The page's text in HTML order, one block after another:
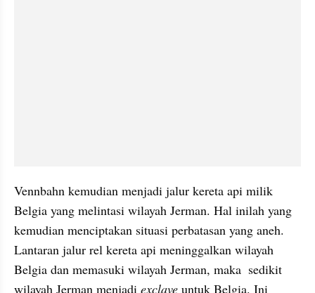
Vennbahn kemudian menjadi jalur kereta api milik
Belgia yang melintasi wilayah Jerman. Hal inilah yang
kemudian menciptakan situasi perbatasan yang aneh.
Lantaran jalur rel kereta api meninggalkan wilayah
Belgia dan memasuki wilayah Jerman, maka  sedikit
wilayah Jerman menjadi exclave untuk Belgia. Ini